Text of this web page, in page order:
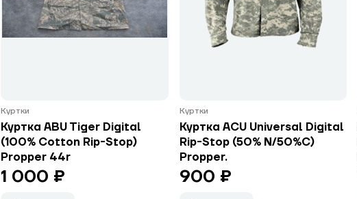
Куртки
Куртка ABU Tiger Digital
(100% Cotton Rip-Stop)
Propper 44r
1 000 ₽
Куртки
Куртка ACU Universal Digital
Rip-Stop (50% N/50%C)
Propper.
900 ₽